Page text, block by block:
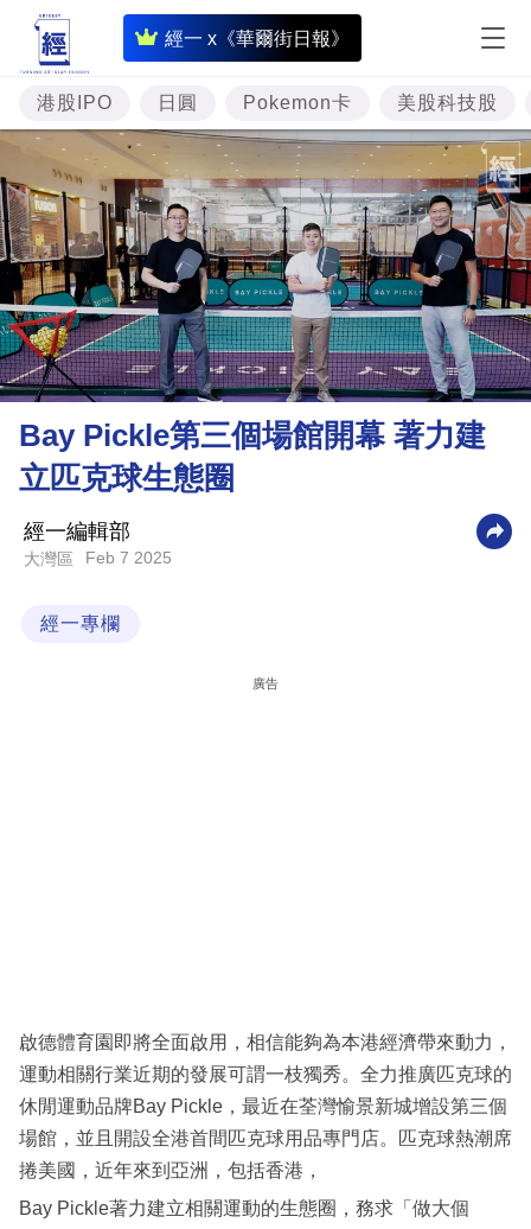
經一 x《華爾街日報》
即
時
財
經
專
題
投
資
樓
市
理
財
商
科
區
港股IPO 日圓 Pokemon卡 美股科技股
Bay Pickle第三個場館開幕 著力建
立匹克球生態圈
經一編輯部
大灣區 Feb 7 2025
經一專欄
廣告
啟德體育園即將全面啟用，相信能夠為本港經濟帶來動力，
運動相關行業近期的發展可謂一枝獨秀。全力推廣匹克球的
休閒運動品牌Bay Pickle，最近在荃灣愉景新城增設第三個
場館，並且開設全港首間匹克球用品專門店。匹克球熱潮席
捲美國，近年來到亞洲，包括香港，
Bay Pickle著力建立相關運動的生態圈，務求「做大個